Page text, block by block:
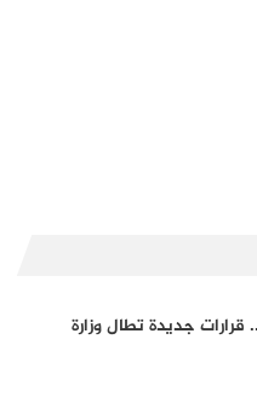
جديدة تطال وزارة